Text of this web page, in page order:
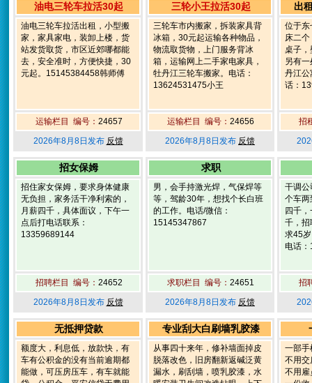
油电三轮车拉活30起
油电三轮车拉活出租，小型搬
家，家具家电，装卸上楼，货
站发货取货，市区近郊哪都能
去，安全准时，方便快捷，30
元起。15145384458韩师傅
运输栏目 编号： 24657
2026年8月8日发布 反馈
三轮小王拉活30起
三轮车市内搬家，拆装家具背
冰箱，30元起运输各种物品，
物流取货物，上门服务背冰
箱，运输网上二手家电家具，
牡丹江三轮车搬家。电话：
13624531475小王
运输栏目 编号： 24656
2026年8月8日发布 反馈
出
位于东
床二
桌子，
另有
丹江公
话：
招
招女保姆
招住家女保姆，要求身体健康
无负担，家务活干净利索的，
月薪四千，具体面议，下午一
点后打电话联系：
13359689144
招聘栏目 编号： 24652
2026年8月8日发布 反馈
求职
男，会手持激光焊，气保焊等
等，驾龄30年，想找个长白班
的工作。电话/微信：
15145347867
求职栏目 编号： 24651
2026年8月8日发布 反馈
干调公
个车两
四千
千，招
求45
电话
招
无抵押贷款
额度大，利息低，放款快，有
车有公积金的没有当前逾期都
能做，可压房压车，有车就能
专业刮大白刷墙乳胶漆
从事四十来年，修补墙面掉皮
脱落改色，旧房翻新返碱泛黄
漏水，刷刮墙，喷乳胶漆，水
一部手
不用交
不用雇